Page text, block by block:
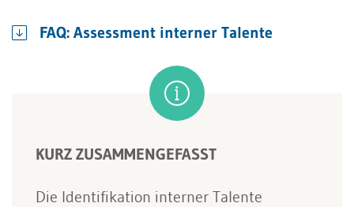
FAQ: Assessment interner Talente
KURZ ZUSAMMENGEFASST
Die Identifikation interner Talente